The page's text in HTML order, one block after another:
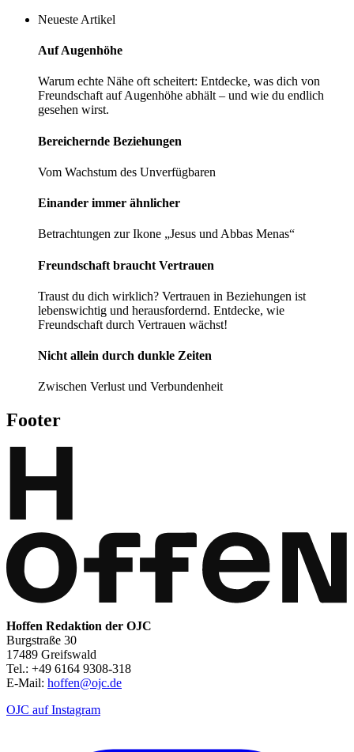
Neueste Artikel
Auf Augenhöhe
Warum echte Nähe oft scheitert: Entdecke, was dich von
Freundschaft auf Augenhöhe abhält – und wie du endlich
gesehen wirst.
Bereichernde­ ­Beziehungen
Vom Wachstum des Unverfügbaren
Einander immer ­ähnlicher
Betrachtungen zur Ikone „Jesus und Abbas Menas“
Freundschaft braucht Vertrauen
Traust du dich wirklich? Vertrauen in Beziehungen ist
lebenswichtig und herausfordernd. Entdecke, wie
Freundschaft durch Vertrauen wächst!
Nicht allein durch dunkle Zeiten
Zwischen Verlust und Verbundenheit
Footer
Hoffen Redaktion der OJC
Burgstraße 30
17489 Greifswald
Tel.: +49 6164 9308-318
E-Mail: hoffen@ojc.de
OJC auf Instagram